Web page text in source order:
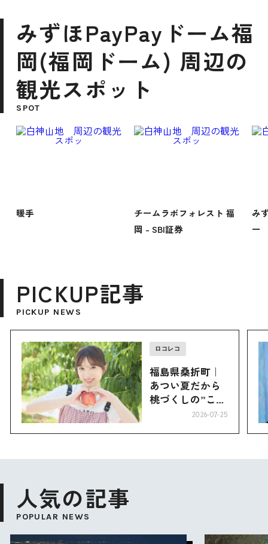
みずほPayPayドーム福
岡(福岡ドーム) 周辺の
観光スポット
SPOT
暖手
チームラボフォレスト 福
岡 - SBI証券
み
ー
PICKUP記事
PICKUP NEWS
ロコレコ
福島県桑折町｜
あつい夏だから
桃づくしの”こお
2026-07-25
人気の記事
POPULAR NEWS